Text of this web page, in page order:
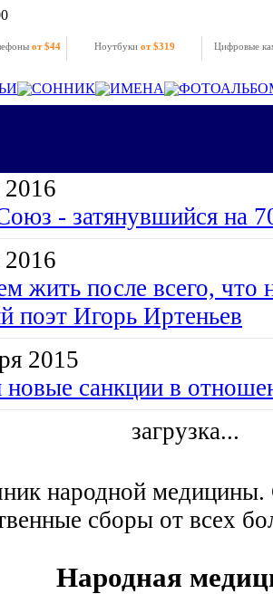
от $44 Ноутбуки от $319 Цифровые
СОННИК ИМЕНА
- затянувшийся на
жить после всего, что
поэт Игорь Иртеньев
2015
санкции в
загрузка...
народной
сборы от всех
Народная